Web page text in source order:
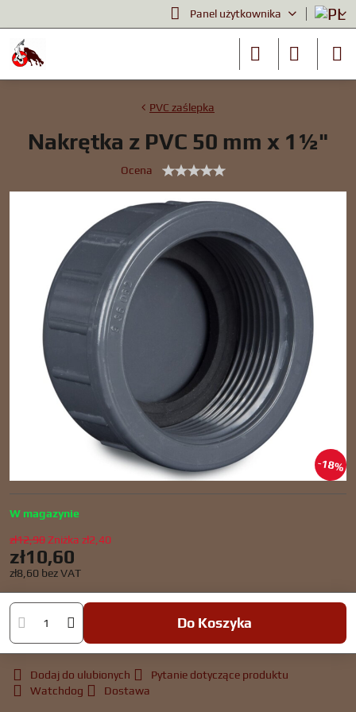
Panel użytkownika
18%
PVC zaślepka
Nakrętka z PVC 50 mm x 1½"
Ocena
W magazynie
zł12,90Zniżka zł2,40
zł10,60
zł8,60 bez VAT
Do Koszyka
Dodaj do ulubionych
Pytanie dotyczące produktu
Watchdog
Dostawa